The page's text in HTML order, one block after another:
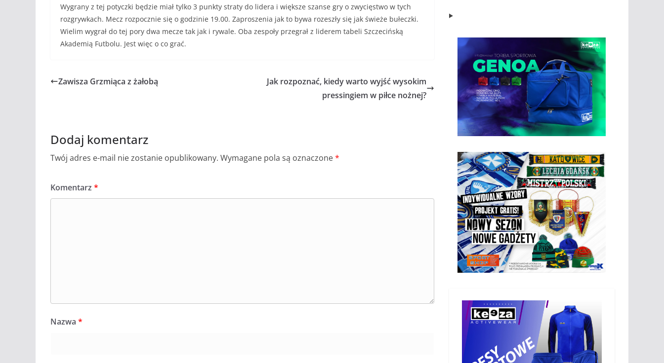
Wygrany z tej potyczki będzie miał tylko 3 punkty straty do lidera i większe szanse gry o zwycięstwo w tych
rozgrywkach. Mecz rozpocznie się o godzinie 19.00. Zaproszenia jak to bywa rozeszły się jak świeże bułeczki.
Wielim wygrał do tej pory dwa mecze tak jak i rywale. Oba zespoły przegrał z liderem tabeli Szczecińską
Akademią Futbolu. Jest więc o co grać.
Zawisza Grzmiąca z żałobą
Jak rozpoznać, kiedy warto wyjść wysokim
pressingiem w piłce nożnej?
Dodaj komentarz
Twój adres e-mail nie zostanie opublikowany. Wymagane pola są oznaczone*
Komentarz *
Nazwa *